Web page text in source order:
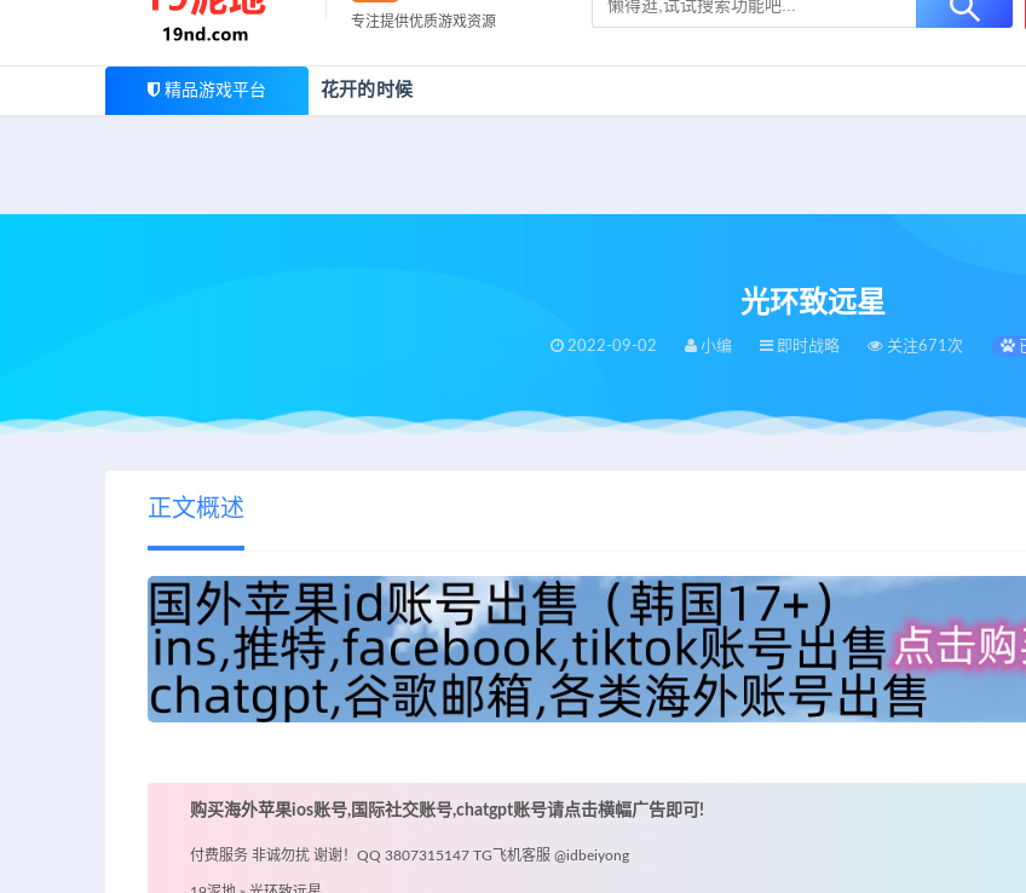
欢迎您光临19泥地，本站一家大型游戏资源整合站，为广大用户提供最新、最优质的资源下载！
专注提供优质游戏资源
精品游戏平台 花开的时候
光环致远星
2022-09-02 小编 即时战略 关注671次
正文概述
购买海外苹果ios账号,国际社交账号,chatgpt账号请点击横幅广告即可!
付费服务 非诚勿扰 谢谢！QQ 3807315147 TG飞机客服 @idbeiyong